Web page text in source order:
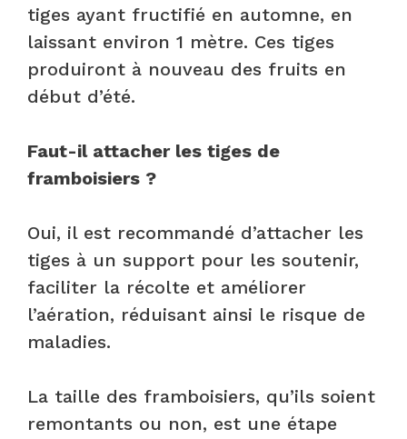
tiges ayant fructifié en automne, en
laissant environ 1 mètre. Ces tiges
produiront à nouveau des fruits en
début d’été.
Faut-il attacher les tiges de
framboisiers ?
Oui, il est recommandé d’attacher les
tiges à un support pour les soutenir,
faciliter la récolte et améliorer
l’aération, réduisant ainsi le risque de
maladies.
La taille des framboisiers, qu’ils soient
remontants ou non, est une étape